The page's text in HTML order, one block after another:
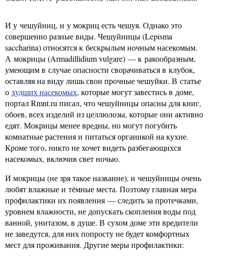
И у чешуйниц, и у мокриц есть чешуя. Однако это
совершенно разные виды. Чешуйницы (Lepisma
saccharina) относятся к бескрылым ночным насекомым.
А мокрицы (Armadillidium vulgare) — к ракообразным,
умеющим в случае опасности сворачиваться в клубок,
оставляя на виду лишь свои прочные чешуйки. В статье
о худших насекомых, которые могут завестись в доме,
портал Rmnt.ru писал, что чешуйницы опасны для книг,
обоев, всех изделий из целлюлозы, которые они активно
едят. Мокрицы менее вредны, но могут погубить
комнатные растения и питаться органикой на кухне.
Кроме того, никто не хочет видеть разбегающихся
насекомых, включив свет ночью.
И мокрицы (не зря такое название), и чешуйницы очень
любят влажные и тёмные места. Поэтому главная мера
профилактики их появления — следить за протечками,
уровнем влажности, не допускать скопления воды под
ванной, унитазом, в душе. В сухом доме эти вредители
не заведутся, для них попросту не будет комфортных
мест для проживания. Другие меры профилактики: